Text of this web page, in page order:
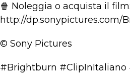
🍿 Noleggia o acquista il film:
http://dp.sonypictures.com/
© Sony Pictures
#Brightburn #ClipInItaliano